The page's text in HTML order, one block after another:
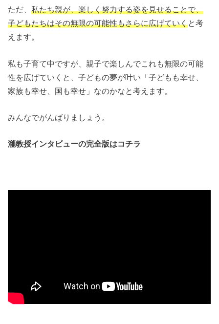
ただ、私たち親が、楽しく努力する姿を見せることで、
子どもたちはその無限の可能性もさらに広げていくと考
えます。
私も子育て中ですが、親子で楽しんでこれも無限の可能
性を広げていくと、子どもの夢が叶い「子どもも幸せ、
家族も幸せ、国も幸せ」なのかなと考えます。
みんなでがんばりましょう。
瀧教授インタビューの完全版はコチラ